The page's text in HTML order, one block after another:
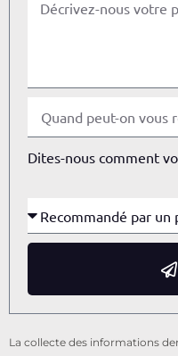
Dites-nous comment
La collecte des informations